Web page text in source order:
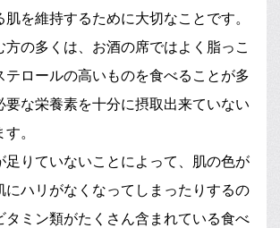
肌を維持するために大切なことです。
方の多くは、お酒の席ではよく脂っこ
テロールの高いものを食べることが多
要な栄養素を十分に摂取出来ていない
。
足りていないことによって、肌の色が
にハリがなくなってしまったりするの
タミン類がたくさん含まれている食べ